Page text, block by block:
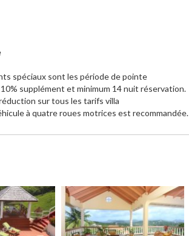
spéciaux sont les période de pointe
supplément et minimum 14 nuit réservation.
sur tous les tarifs villa
à quatre roues motrices est recommandée.